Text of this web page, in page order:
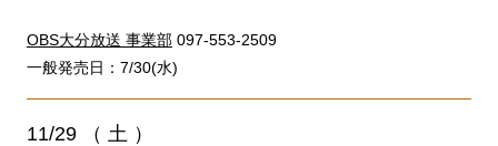
OBS大分放送 事業部097-553-2509
一般発売日：7/30(水)
11/29 （ 土 ）